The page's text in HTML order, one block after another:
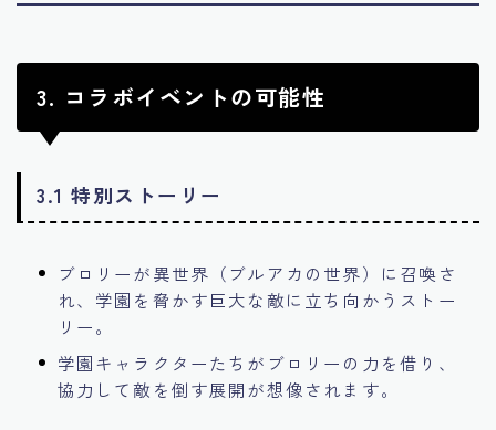
3. コラボイベントの可能性
3.1 特別ストーリー
ブロリーが異世界（ブルアカの世界）に召喚さ
れ、学園を脅かす巨大な敵に立ち向かうストー
リー。
学園キャラクターたちがブロリーの力を借り、
協力して敵を倒す展開が想像されます。